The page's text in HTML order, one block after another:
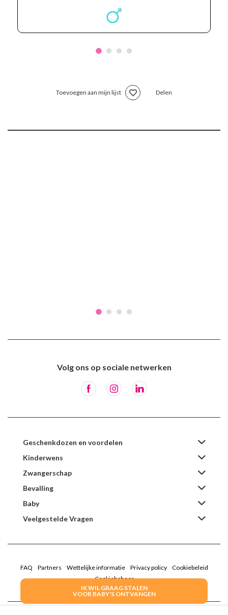
IK WIL GRAAG STALEN
VOOR BABY'S ONTVANGEN
Toevoegen aan mijn lijst Delen
Volg ons op sociale netwerken
Geschenkdozen en voordelen
Kinderwens
Zwangerschap
Bevalling
Baby
Veelgestelde Vragen
FAQ Partners Wettelijke informatie Privacy policy
Cookiebeleid
Cookiebeheer